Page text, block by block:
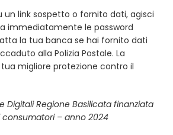
un link sospetto o fornito dati, agisci
immediatamente le password
la tua banca se hai fornito dati
alla Polizia Postale. La
migliore protezione contro il
Digitali Regione Basilicata finanziata
consumatori – anno 2024